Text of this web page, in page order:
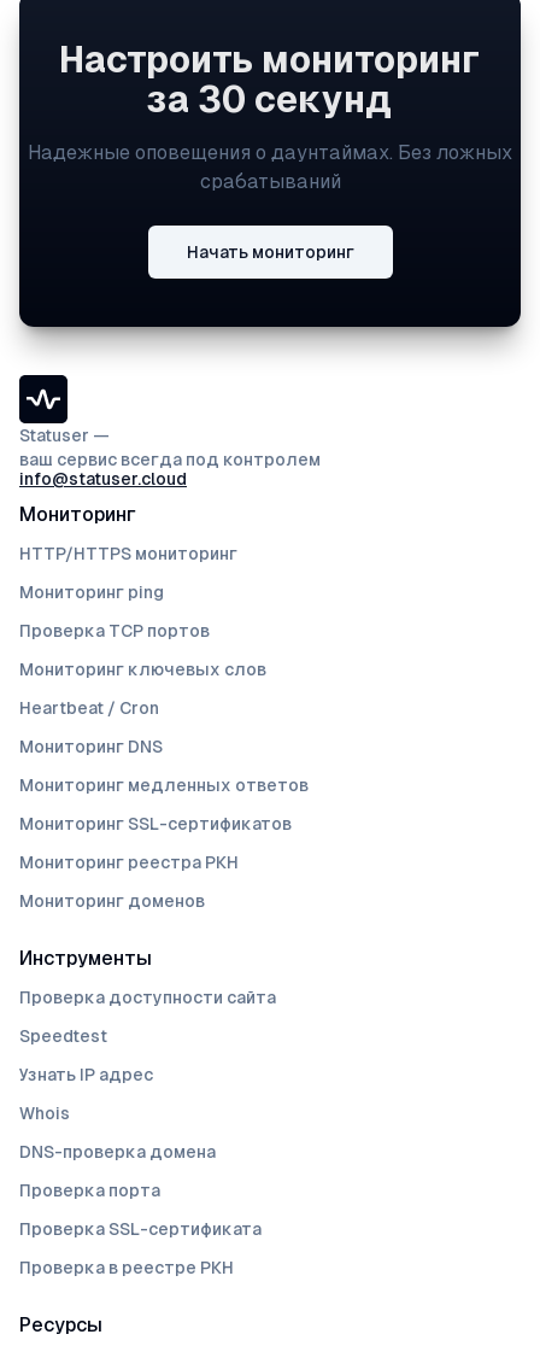
Настроить мониторинг
за 30 секунд
Надежные оповещения о даунтаймах. Без ложных
срабатываний
Начать мониторинг
Statuser —
ваш сервис всегда под контролем
info@statuser.cloud
Мониторинг
HTTP/HTTPS мониторинг
Мониторинг ping
Проверка TCP портов
Мониторинг ключевых слов
Heartbeat / Cron
Мониторинг DNS
Мониторинг медленных ответов
Мониторинг SSL-сертификатов
Мониторинг реестра РКН
Мониторинг доменов
Инструменты
Проверка доступности сайта
Speedtest
Узнать IP адрес
Whois
DNS-проверка домена
Проверка порта
Проверка SSL-сертификата
Проверка в реестре РКН
Ресурсы